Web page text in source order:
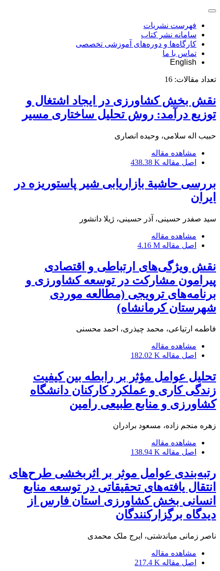
فهرست نشریات
سامانه نشر کتاب
کارگاه‌ها و دوره‌های آموزشی تخصصی
تماس با ما
English
تعداد مقالات: 16
نقش بخش کشاورزی در ایجاد اشتغال و
توزیع درآمد: روش تحلیل ساختاری مسیر
حبیب اله سلامی، وحیده انصاری
مشاهده مقاله
اصل مقاله 438.38 K
بررسی حاشیة بازاریابی شیر پاستوریزه در
ایران
سید صفدر حسینی، آذر حسینی، ژیلا دانشور
مشاهده مقاله
اصل مقاله 4.16 M
نقش ویژگی‌های ارتباطی و اقتصادی
پیرامون مشارکت در توسعه کشاورزی و
برنامه‌های ترویجی (مطالعه موردی
شهرستان کرمانشاه)
فاطمه ارتیاعی، محمد چیذری، احمد محسنی
مشاهده مقاله
اصل مقاله 182.02 K
تحلیل عوامل مؤثر بر رابطه بین کیفیت
زندگی کاری و عملکرد کارکنان دانشگاه
کشاورزی و منابع طبیعی رامین
زهره منجم زاده، مسعود برادران
مشاهده مقاله
اصل مقاله 138.94 K
رتبه‌بندی عوامل موثر بر اثربخشی طرح‌های
انتقال‌ یافته‌های تحقیقاتی در توسعه منابع
انسانی بخش کشاورزی استان فارس از
دیدگاه برگزارکنندگان
ناصر زمانی میاندشتی، ایرج ملک محمدی
مشاهده مقاله
اصل مقاله 217.4 K